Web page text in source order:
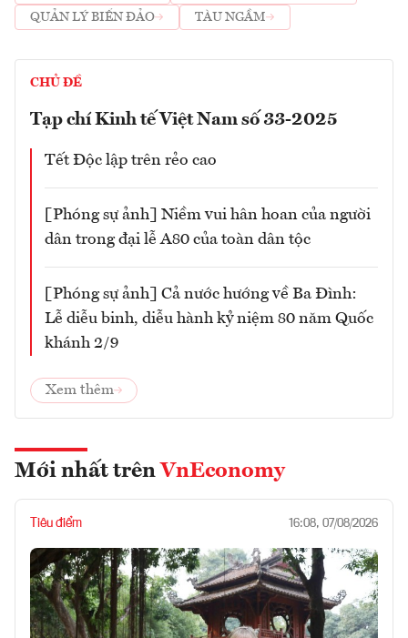
QUẢN LÝ BIỂN ĐẢO
TÀU NGẦM
CHỦ ĐỀ
Tạp chí Kinh tế Việt Nam số 33-2025
Tết Độc lập trên rẻo cao
[Phóng sự ảnh] Niềm vui hân hoan của người
dân trong đại lễ A80 của toàn dân tộc
[Phóng sự ảnh] Cả nước hướng về Ba Đình:
Lễ diễu binh, diễu hành kỷ niệm 80 năm Quốc
khánh 2/9
Xem thêm
Mới nhất trên VnEconomy
Tiêu điểm 16:08, 07/08/2026